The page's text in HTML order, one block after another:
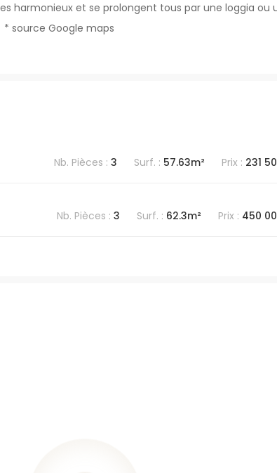
harmonieux et se prolongent tous par une loggia ou
source Google maps
Nb. Pièces : 3 Surf. : 57.63m² Prix : 231
Nb. Pièces : 3 Surf. : 62.3m² Prix : 450